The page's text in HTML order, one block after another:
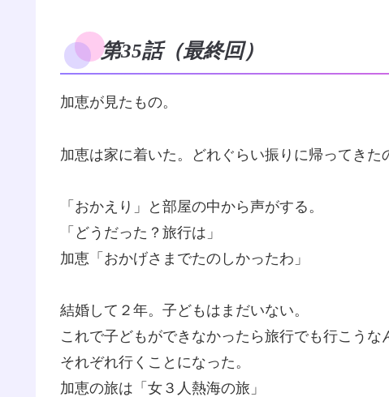
第35話（最終回）
加恵が見たもの。
加恵は家に着いた。どれぐらい振りに帰ってきた
「おかえり」と部屋の中から声がする。
「どうだった？旅行は」
加恵「おかげさまでたのしかったわ」
結婚して２年。子どもはまだいない。
これで子どもができなかったら旅行でも行こう
それぞれ行くことになった。
加恵の旅は「女３人熱海の旅」